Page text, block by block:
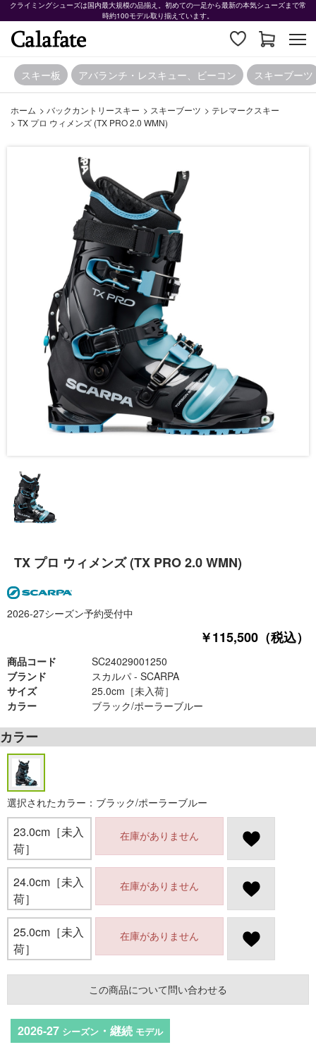
クライミングシューズは国内最大規模の品揃え。初めての一足から最新の本気シューズまで常
時約100モデル取り揃えています。
スキー板 アバランチ・レスキュー、ビーコン スキーブーツ
ホーム > バックカントリースキー > スキーブーツ > テレマークスキー
> TX プロ ウィメンズ (TX PRO 2.0 WMN)
TX プロ ウィメンズ (TX PRO 2.0 WMN)
2026-27シーズン予約受付中
￥115,500（税込）
商品コード
SC24029001250
ブランド
スカルパ - SCARPA
サイズ
25.0cm［未入荷］
カラー
ブラック/ポーラーブルー
カラー
選択されたカラー：ブラック/ポーラーブルー
23.0cm［未入
荷］
在庫がありません
24.0cm［未入
荷］
在庫がありません
25.0cm［未入
荷］
在庫がありません
この商品について問い合わせる
2026-27 シーズン ・継続 モデル